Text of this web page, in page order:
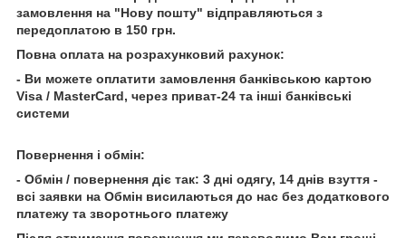
замовлення на "Нову пошту" відправляються з
передоплатою в 150 грн.
Повна оплата на розрахунковий рахунок:
- Ви можете оплатити замовлення банківською картою
Visa / MasterCard, через приват-24 та інші банківські
системи
Повернення і обмін:
- Обмін / повернення діє так: 3 дні одягу, 14 днів взуття -
всі заявки на Обмін висилаються до нас без додаткового
платежу та зворотнього платежу